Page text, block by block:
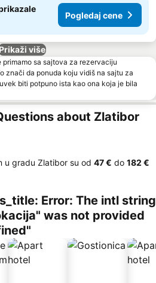
Pogledaj cene
više
sa sajtova za rezervaciju
znači da ponuda koju vidiš na sajtu za
biti potpuno ista kao ona koja je bila
about Zlatibor
u gradu Zlatibor su od ‎47 € do ‎182 €
Error: The intl string
was not provided